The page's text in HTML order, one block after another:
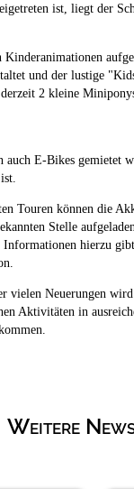
ist, liegt der
und der lustige
2 kleine
auch E-Bikes gemietet
Touren können die
Stelle
Informationen hierzu
vielen Neuerungen
Aktivitäten in
Weitere